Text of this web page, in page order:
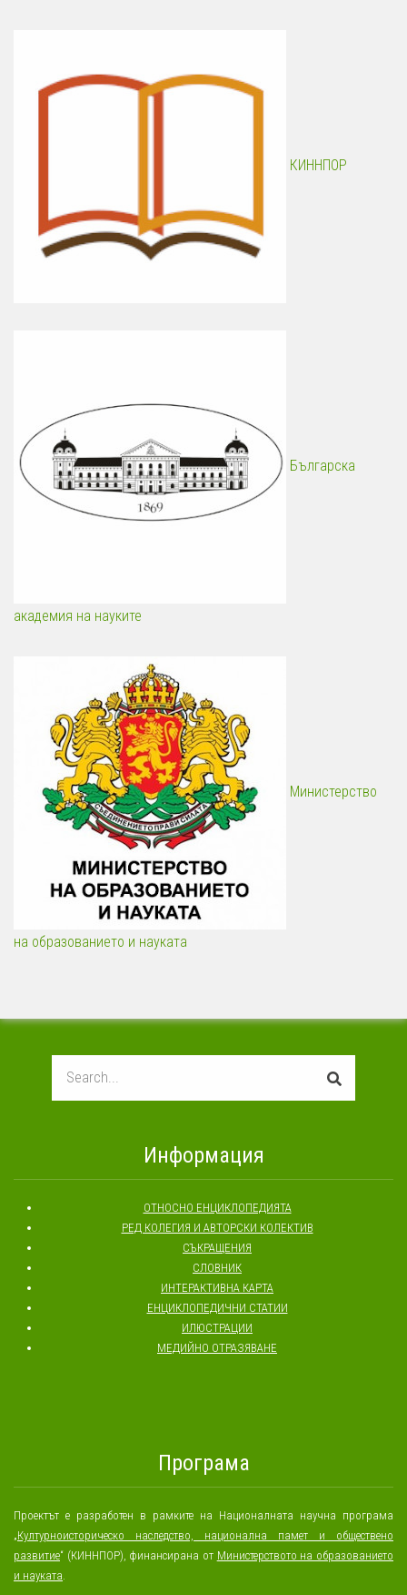
КИННПОР
Българска
академия на науките
Министерство
на образованието и науката
Информация
ОТНОСНО ЕНЦИКЛОПЕДИЯТА
РЕД КОЛЕГИЯ И АВТОРСКИ КОЛЕКТИВ
СЪКРАЩЕНИЯ
СЛОВНИК
ИНТЕРАКТИВНА КАРТА
ЕНЦИКЛОПЕДИЧНИ СТАТИИ
ИЛЮСТРАЦИИ
МЕДИЙНО ОТРАЗЯВАНЕ
Програма
Проектът е разработен в рамките на Националната научна програма
„Културноисторическо наследство, национална памет и обществено
развитие“ (КИННПОР), финансирана от Министерството на образованието
и науката.